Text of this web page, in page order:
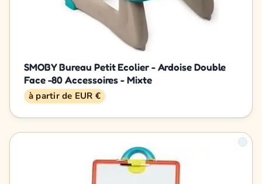
SMOBY Bureau Petit Ecolier - Ardoise Double
Face -80 Accessoires - Mixte
à partir de EUR €